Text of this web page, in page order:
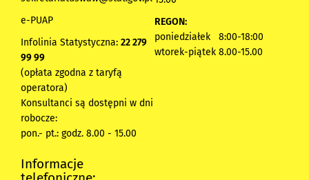
e-PUAP
Infolinia Statystyczna: 22 279
99 99
(opłata zgodna z taryfą
operatora)
Konsultanci są dostępni w dni
robocze:
pon.- pt.: godz. 8.00 - 15.00
REGON:
poniedziałek 8:00-18:00
wtorek-piątek 8.00-15.00
Informacje